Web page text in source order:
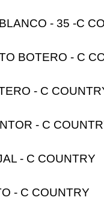
- 35 -C
BOTERO - C
- C
- C
- C COUNTRY
- C COUNTRY